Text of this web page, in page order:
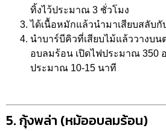
ทิ้งไว้ประมาณ 3 ชั่วโมง
ได้เนื้อหมักแล้วนำมาเสียบสลับกั
นำบาร์บีคิวที่เสียบไม้แล้ววางบ
อบลมร้อน เปิดไฟประมาณ 350
ประมาณ 10-15 นาที
5. กุ้งพล่า (หม้ออบลมร้อน)